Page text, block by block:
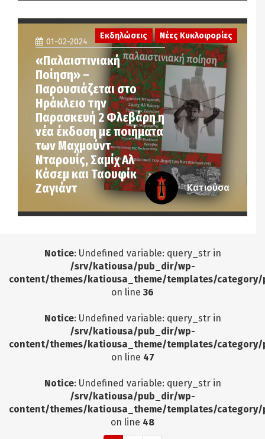
01-02-2024
«Παλαιστινιακή
Ποίηση» –
Παρουσιάζεται στο
Ηράκλειο την
Παρασκευή 2 Φλεβάρη η
νέα έκδοση με ποιήματα
των Μαχμούντ
Νταρουίς, Σαμίχ Αλ
Κάσεμ και Ταουφίκ
Ζαγιάντ
Εκδηλώσεις Νέες Κυκλοφορίες
Κατιούσα
Notice: Undefined variable: query_str in
/srv/katiousa/pub_dir/wp-
content/themes/katiousa_theme/templates/
on line 36
Notice: Undefined variable: query_str in
/srv/katiousa/pub_dir/wp-
content/themes/katiousa_theme/templates/
on line 47
Notice: Undefined variable: query_str in
/srv/katiousa/pub_dir/wp-
content/themes/katiousa_theme/templates/
on line 48